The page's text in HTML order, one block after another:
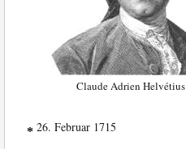
Claude Adrien Helvétius
* 26. Februar 1715